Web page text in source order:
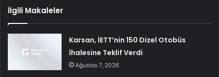
İlgili Makaleler
Karsan, İETT’nin 150 Dizel Otobüs
İhalesine Teklif Verdi
Ağustos 7, 2026